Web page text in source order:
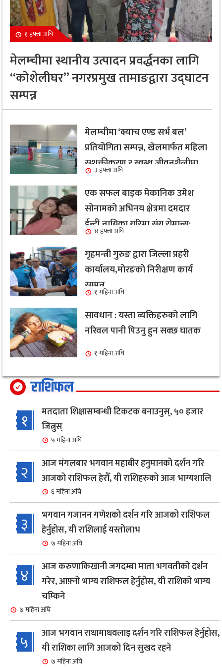
१ हफ्ता अघि
मेलम्चीमा स्थानीय उत्पादन प्रवर्द्धनका लागि
“कोशेलीघर” नगरप्रमुख तामाङद्वारा उद्घाटन
सम्पन्न
मेलम्चीमा ‘क्याच एण्ड सर्भ बल’
प्रतियोगिता सम्पन्न, खेलमार्फत महिला
सशक्तीकरण र स्वस्थ जीवनशैलीमा
जोड
३ हफ्ता अघि
एक सफल बाइक मेकानिक उमेश
सोनामको अभिनय क्षेत्रमा दमदार
ईन्ट्री,नायिका गरिमा संग रोमान्स:
हेर्नुहोस भिडियो ।
४ हफ्ता अघि
गृहमन्त्री गुरुङ द्वारा जिल्ला प्रहरी
कार्यालय,मोरङको निरीक्षण कार्य
सम्पन्न१ महिना अघि
सावधान : यस्ता व्यक्तिहरुको लागि
नरिवल पानी पिउनु हुन सक्छ घातक
१ महिना अघि
राशिफल
१
मतदाता शिक्षासम्बन्धी टिकटक बनाउनुस्, ५० हजार
जित्नुस्
५ महिना अघि
२
आज मंगलबार भगवान महाबीर हनुमानको दर्शन गरि
आजको राशिफल हेरौँ, यी राशिहरुको आज भाग्यशालि
६ महिना अघि
३
भगवान गजानन गणेशको दर्शन गरि आजको राशिफल
हेर्नुहोस, यी राशिलाई यस्तोलाभ
७ महिना अघि
४
आज करुणाकिखानी जगदम्बा माता भगवतीको दर्शन
गरेर, आफ़्नो भाग्य राशिफल हेर्नुहोस, यी राशिको भाग्य
चम्किने
७ महिना अघि
५
आज भगवान राधामाधवलाइ दर्शन गरि राशिफल हेर्नुहोस,
यी राशिका लागि आजको दिन सुखद रहने
७ महिना अघि